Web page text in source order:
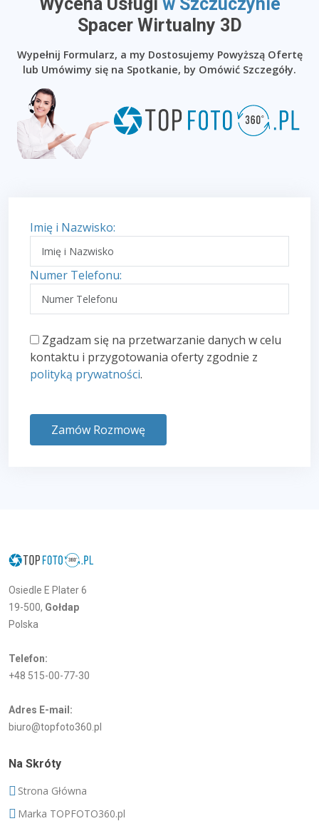
​Spacer Wirtualny 3D
Wypełnij Formularz, a my Dostosujemy Powyższą Ofertę
lub Umówimy się na Spotkanie, by Omówić Szczegóły.
Imię i Nazwisko:
Numer Telefonu:
Zgadzam się na przetwarzanie danych w celu
kontaktu i przygotowania oferty zgodnie z
polityką prywatności.
Zamów Rozmowę
Osiedle E Plater 6
19-500, Gołdap
Polska
Telefon:
+48 515-00-77-30
Adres E-mail:
biuro@topfoto360.pl
Na Skróty
Strona Główna
Marka TOPFOTO360.pl